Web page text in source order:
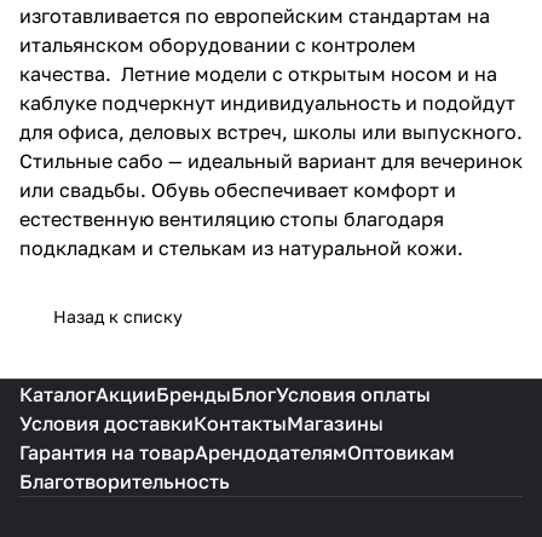
изготавливается по европейским стандартам на
итальянском оборудовании с контролем
качества. Летние модели с открытым носом и на
каблуке подчеркнут индивидуальность и подойдут
для офиса, деловых встреч, школы или выпускного.
Стильные сабо — идеальный вариант для вечеринок
или свадьбы. Обувь обеспечивает комфорт и
естественную вентиляцию стопы благодаря
подкладкам и стелькам из натуральной кожи.
Назад к списку
КаталогАкцииБрендыБлогУсловия оплаты
Условия доставкиКонтактыМагазины
Гарантия на товарАрендодателямОптовикам
Благотворительность